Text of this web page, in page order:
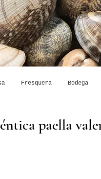
Fresquera Bodega
paella